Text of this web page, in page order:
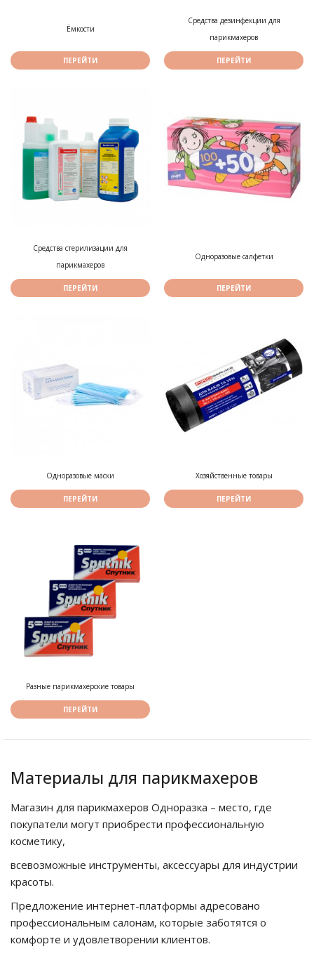
Ёмкости
ПЕРЕЙТИ
Средства дезинфекции для
парикмахеров
ПЕРЕЙТИ
Средства стерилизации для
парикмахеров
ПЕРЕЙТИ
Одноразовые салфетки
ПЕРЕЙТИ
Одноразовые маски
ПЕРЕЙТИ
Хозяйственные товары
ПЕРЕЙТИ
Разные парикмахерские товары
ПЕРЕЙТИ
Материалы для парикмахеров
Магазин для парикмахеров Одноразка – место, где
покупатели могут приобрести профессиональную
косметику,
всевозможные инструменты, аксессуары для индустрии
красоты.
Предложение интернет-платформы адресовано
профессиональным салонам, которые заботятся о
комфорте и удовлетворении клиентов.